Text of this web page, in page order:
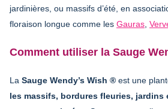
jardinières, ou massifs d’été, en
floraison longue comme les Gauras
Comment utiliser la Sauge
La Sauge Wendy’s Wish ® est une
les massifs, bordures fleuries, jardins